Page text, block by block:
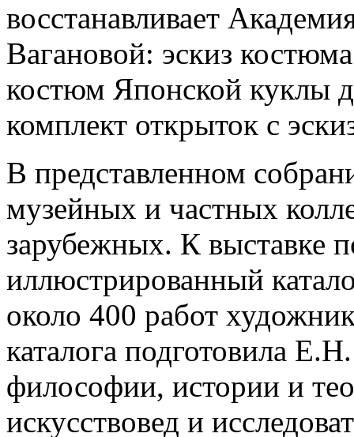
восстанавливает
Вагановой: эскиз
костюм Японской куклы
комплект открыток с
В представленном
музейных и частных
зарубежных. К выставке
иллюстрированный
около 400 работ
каталога подготовила
философии, истории и
искусствовед и